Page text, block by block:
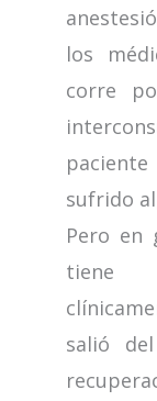
los
corre
sufrido
Pero en
tiene
salió